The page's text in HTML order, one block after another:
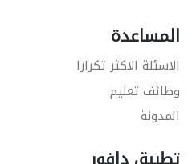
المساعدة
الاسئلة الاكثر تكرارا
وظائف تعليم
المدونة